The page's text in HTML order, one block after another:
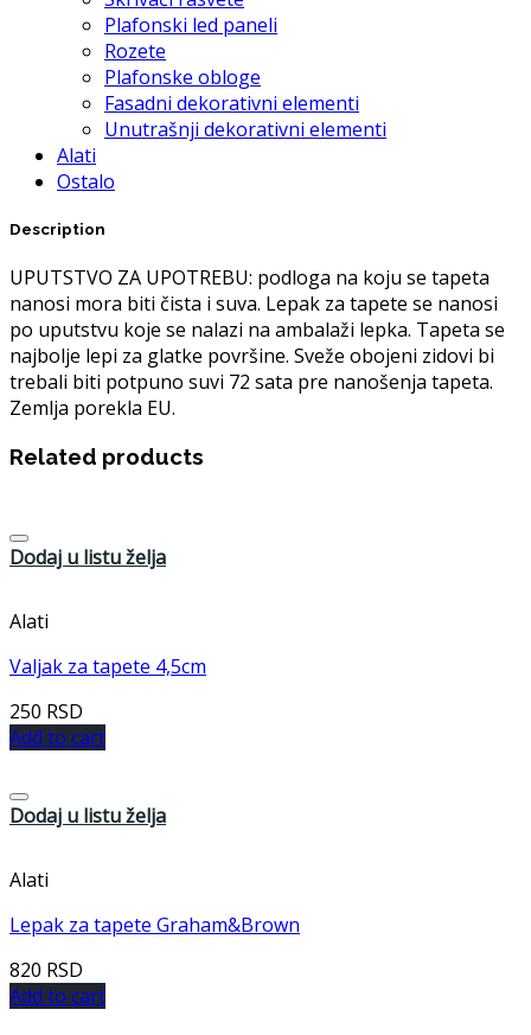
Plafonski led paneli
Rozete
Plafonske obloge
Fasadni dekorativni elementi
Unutrašnji dekorativni elementi
Alati
Ostalo
Description
UPUTSTVO ZA UPOTREBU: podloga na koju se tapeta
nanosi mora biti čista i suva. Lepak za tapete se nanosi
po uputstvu koje se nalazi na ambalaži lepka. Tapeta se
najbolje lepi za glatke površine. Sveže obojeni zidovi bi
trebali biti potpuno suvi 72 sata pre nanošenja tapeta.
Zemlja porekla EU.
Related products
Dodaj u listu želja
Alati
Valjak za tapete 4,5cm
250 RSD
Add to cart
Dodaj u listu želja
Alati
Lepak za tapete Graham&Brown
820 RSD
Add to cart